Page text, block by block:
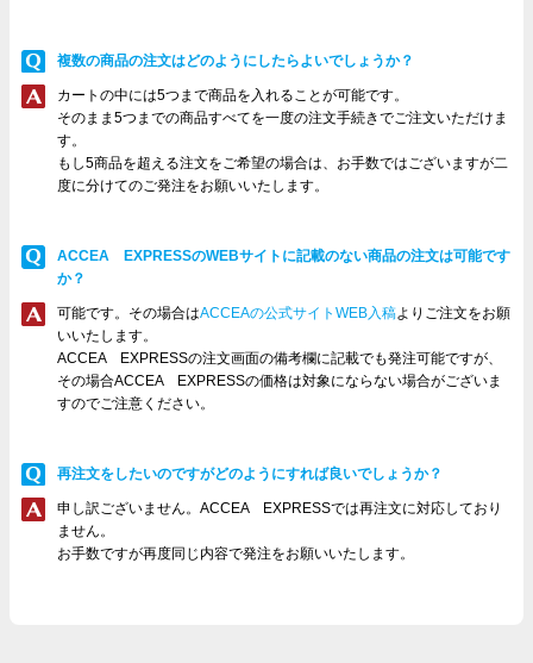
複数の商品の注文はどのようにしたらよいでしょうか？
カートの中には5つまで商品を入れることが可能です。
そのまま5つまでの商品すべてを一度の注文手続きでご注文いただけま
す。
もし5商品を超える注文をご希望の場合は、お手数ではございますが二
度に分けてのご発注をお願いいたします。
ACCEA EXPRESSのWEBサイトに記載のない商品の注文は可能です
か？
可能です。その場合はACCEAの公式サイトWEB入稿よりご注文をお願
いいたします。
ACCEA EXPRESSの注文画面の備考欄に記載でも発注可能ですが、
その場合ACCEA EXPRESSの価格は対象にならない場合がございま
すのでご注意ください。
再注文をしたいのですがどのようにすれば良いでしょうか？
申し訳ございません。ACCEA EXPRESSでは再注文に対応しており
ません。
お手数ですが再度同じ内容で発注をお願いいたします。